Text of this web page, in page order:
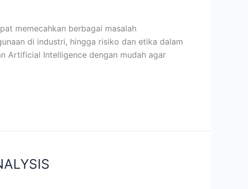
memecahkan berbagai masalah
di industri, hingga risiko dan etika dalam
Artificial Intelligence dengan mudah agar